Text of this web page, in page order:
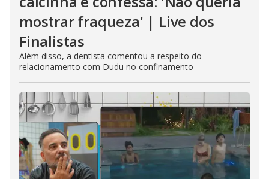
mostrar fraqueza' | Live dos
Finalistas
Além disso, a dentista comentou a respeito do
relacionamento com Dudu no confinamento